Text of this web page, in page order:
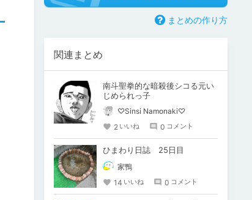
まとめの作り方
関連まとめ
南斗聖拳的な暗殺後シコる元い
じめられっ子
♡Sinsi Namonaki♡
2 いいね 0 コメント
ひまわり日誌 25日目
家鴨
14 いいね 0 コメント